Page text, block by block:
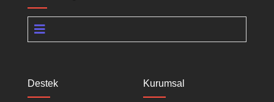
Destek Kurumsal